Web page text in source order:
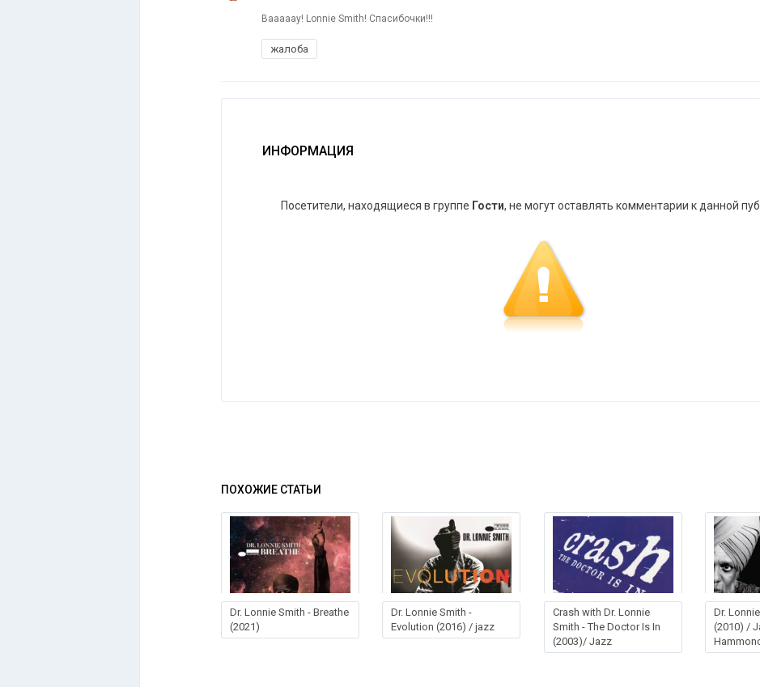
Вааааау! Lonnie Smith! Спасибочки!!!
жалоба
ИНФОРМАЦИЯ
Посетители, находящиеся в группе Гости, не могут оставлять комментарии к данной
ПОХОЖИЕ СТАТЬИ
Dr. Lonnie Smith - Breathe
(2021)
Dr. Lonnie Smith -
Evolution (2016) / jazz
Crash with Dr. Lonnie
Smith - The Doctor Is In
(2003)/ Jazz
Dr.
(2010) /